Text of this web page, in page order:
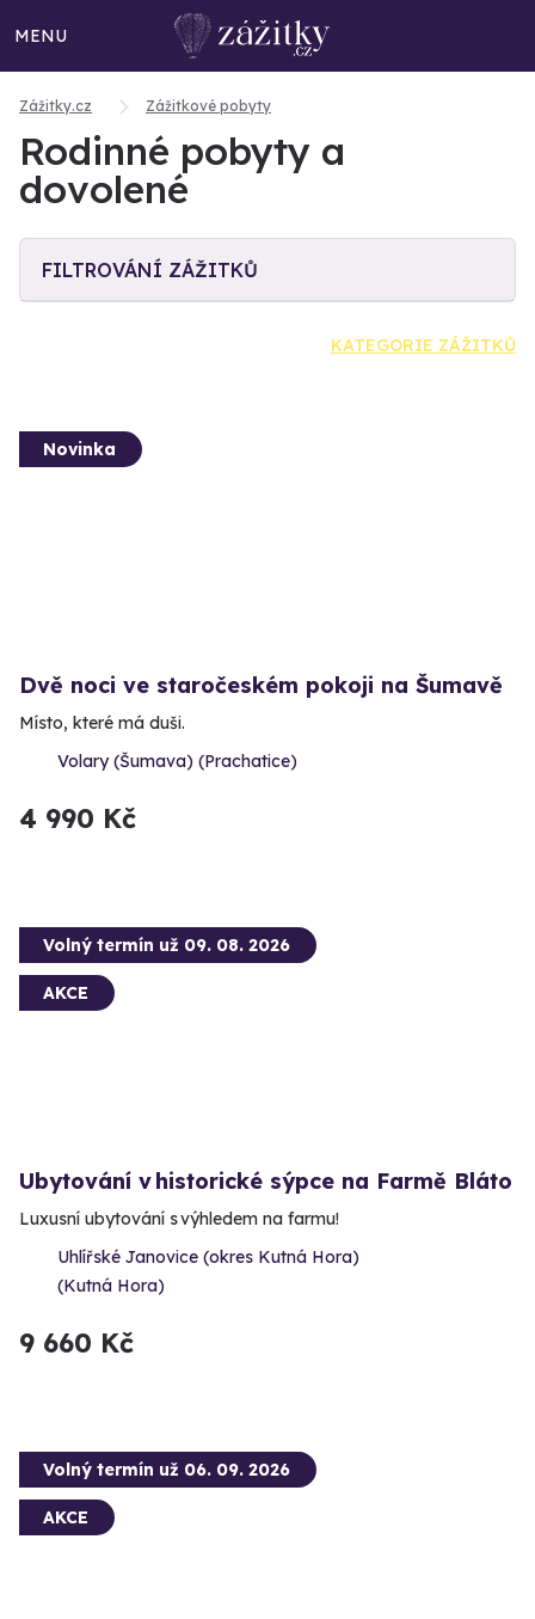
MENU
Zážitky.cz Zážitkové pobyty
Rodinné pobyty a
dovolené
FILTROVÁNÍ ZÁŽITKŮ
KATEGORIE ZÁŽITKŮ
Novinka
Dvě noci ve staročeském pokoji na Šumavě
Místo, které má duši.
Volary (Šumava) (Prachatice)
4 990 Kč
Volný termín už 09. 08. 2026
AKCE
Ubytování v historické sýpce na Farmě Bláto
Luxusní ubytování s výhledem na farmu!
Uhlířské Janovice (okres Kutná Hora)
(Kutná Hora)
9 660 Kč
Volný termín už 06. 09. 2026
AKCE